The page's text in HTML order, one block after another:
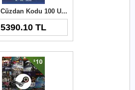
Steam Cüzdan Kodu 100 USD
5390.10 TL